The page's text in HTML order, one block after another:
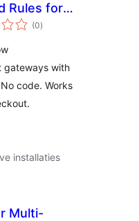
Rules for
(0totaal
waarderingen
)
gateways with
code. Works
installaties
Multi-